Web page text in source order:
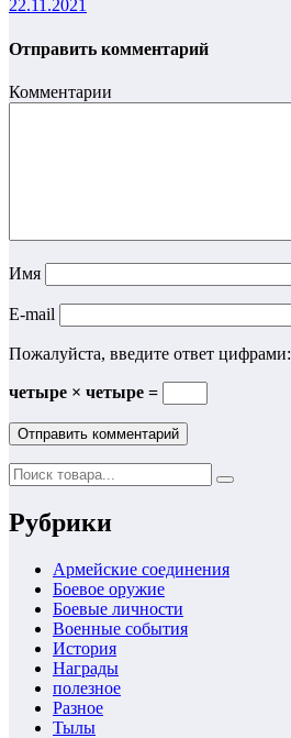
22.11.2021
Отправить комментарий
Комментарии
Имя
E-mail
Пожалуйста, введите ответ цифрами:
четыре × четыре =
Рубрики
Армейские соединения
Боевое оружие
Боевые личности
Военные события
История
Награды
полезное
Разное
Тылы